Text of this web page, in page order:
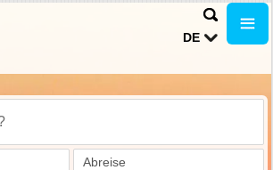
DE
Abreise